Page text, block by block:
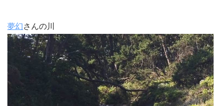
夢幻さんの川